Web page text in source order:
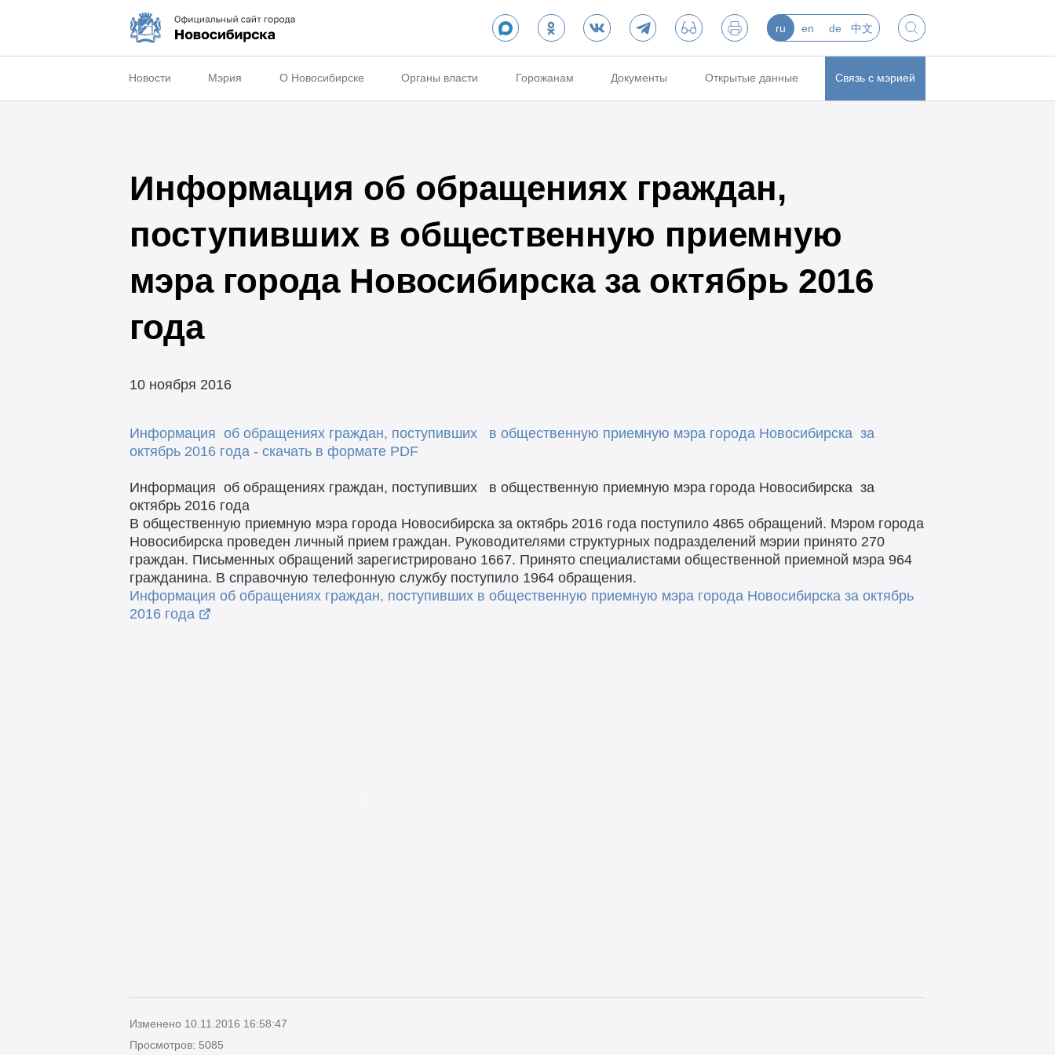
ru en de 中文
Новости Мэрия О Новосибирске Органы власти Горожанам Документы Открытые данные Связь с мэрией
Информация об обращениях граждан,
поступивших в общественную приемную
мэра города Новосибирска за октябрь 2016
года
10 ноября 2016
Информация об обращениях граждан, поступивших в общественную приемную мэра города Новосибирска за
октябрь 2016 года - скачать в формате PDF
Информация об обращениях граждан, поступивших в общественную приемную мэра города Новосибирска за
октябрь 2016 года
В общественную приемную мэра города Новосибирска за октябрь 2016 года поступило 4865 обращений. Мэром города
Новосибирска проведен личный прием граждан. Руководителями структурных подразделений мэрии принято 270
граждан. Письменных обращений зарегистрировано 1667. Принято специалистами общественной приемной мэра 964
гражданина. В справочную телефонную службу поступило 1964 обращения.
Информация об обращениях граждан, поступивших в общественную приемную мэра города Новосибирска за октябрь
2016 года
Изменено 10.11.2016 16:58:47
Просмотров: 5085